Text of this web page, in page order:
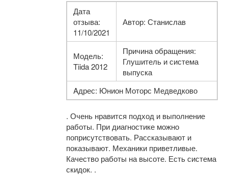
Дата
отзыва:
11/10/2021
Автор: Станислав
Модель:
Tiida 2012
Причина обращения:
Глушитель и система
выпуска
Aдрес: Юнион Моторс Медведково
. Очень нравится подход и выполнение
работы. При диагностике можно
поприсутствовать. Рассказывают и
показывают. Механики приветливые.
Качество работы на высоте. Есть система
скидок. .